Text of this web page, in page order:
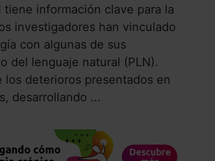
información clave para la
investigadores han vinculado
con algunas de sus
del lenguaje natural (PLN).
los deterioros presentados en
desarrollando ...